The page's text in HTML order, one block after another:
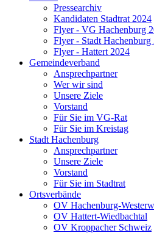
Pressearchiv
Kandidaten Stadtrat 2024
Flyer - VG Hachenburg
Flyer - Stadt Hachenburg
Flyer - Hattert 2024
Gemeindeverband
Ansprechpartner
Wer wir sind
Unsere Ziele
Vorstand
Für Sie im VG-Rat
Für Sie im Kreistag
Stadt Hachenburg
Ansprechpartner
Unsere Ziele
Vorstand
Für Sie im Stadtrat
Ortsverbände
OV Hachenburg-
OV Hattert-Wiedbachtal
OV Kroppacher Schweiz